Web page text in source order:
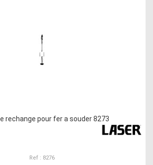
rechange pour fer a souder 8273
Ref : 8276